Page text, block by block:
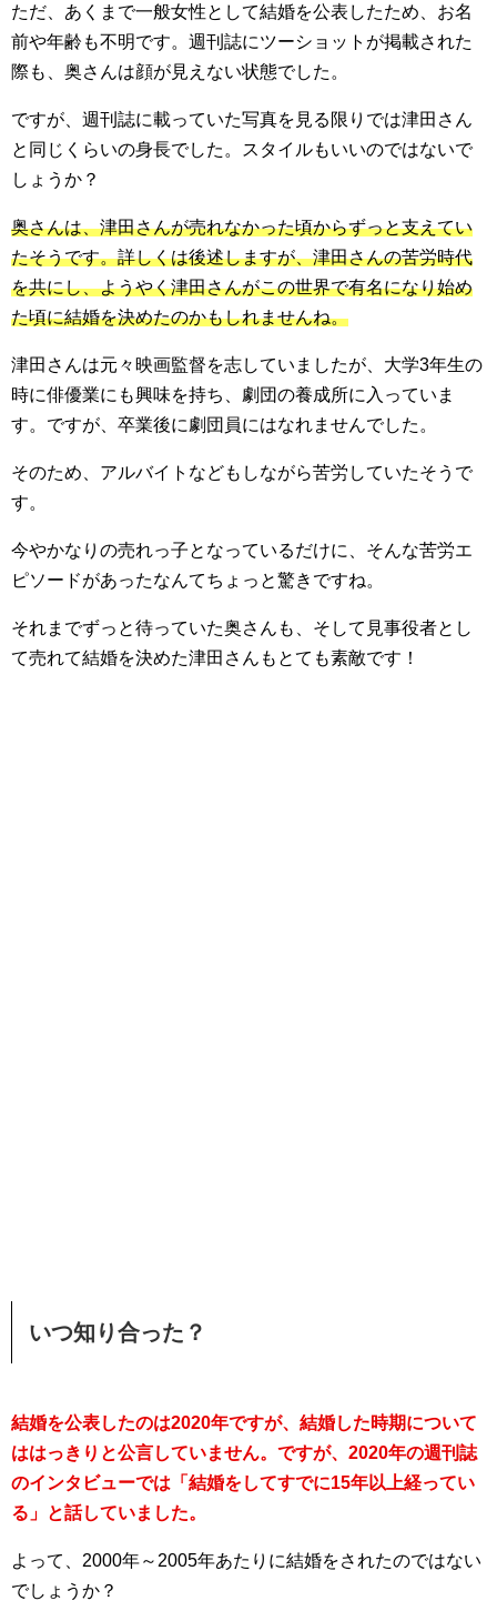
ただ、あくまで一般女性として結婚を公表したため、お名
前や年齢も不明です。週刊誌にツーショットが掲載された
際も、奥さんは顔が見えない状態でした。
ですが、週刊誌に載っていた写真を見る限りでは津田さん
と同じくらいの身長でした。スタイルもいいのではないで
しょうか？
奥さんは、津田さんが売れなかった頃からずっと支えてい
たそうです。詳しくは後述しますが、津田さんの苦労時代
を共にし、ようやく津田さんがこの世界で有名になり始め
た頃に結婚を決めたのかもしれませんね。
津田さんは元々映画監督を志していましたが、大学3年生の
時に俳優業にも興味を持ち、劇団の養成所に入っていま
す。ですが、卒業後に劇団員にはなれませんでした。
そのため、アルバイトなどもしながら苦労していたそうで
す。
今やかなりの売れっ子となっているだけに、そんな苦労エ
ピソードがあったなんてちょっと驚きですね。
それまでずっと待っていた奥さんも、そして見事役者とし
て売れて結婚を決めた津田さんもとても素敵です！
いつ知り合った？
結婚を公表したのは2020年ですが、結婚した時期について
ははっきりと公言していません。ですが、2020年の週刊誌
のインタビューでは「結婚をしてすでに15年以上経ってい
る」と話していました。
よって、2000年～2005年あたりに結婚をされたのではない
でしょうか？